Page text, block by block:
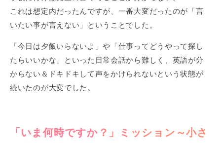
これは想定内だったんですが、一番大変だったのが「言
いたい事が言えない」ということでした。
「今日は夕飯いらないよ」や「仕事ってどうやって探し
たらいいかな」といった日常会話から難しく、英語が分
からない＆ドキドキして声をかけられないという状態が
続いたのが大変でした。
「いま何時ですか？」ミッション～小さ